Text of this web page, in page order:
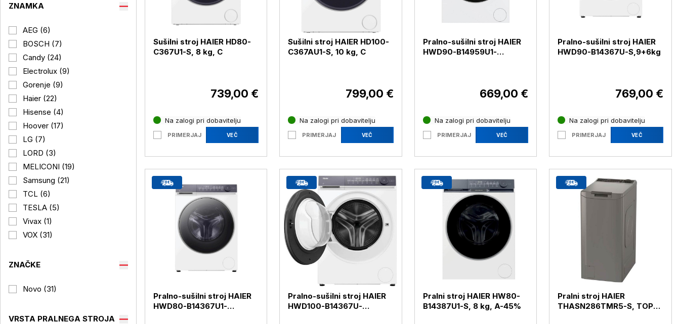
ZNAMKA
AEG (6)
BOSCH (7)
Candy (24)
Electrolux (9)
Gorenje (9)
Haier (22)
Hisense (4)
Hoover (17)
LG (7)
LORD (3)
MELICONI (19)
Samsung (21)
TCL (6)
TESLA (5)
Vivax (1)
VOX (31)
ZNAČKE
Novo (31)
VRSTA PRALNEGA STROJA
Sušilni stroj HAIER HD80-
C367U1-S, 8 kg, C
739,00 €
Na zalogi pri dobavitelju
PRIMERJAJ VEČ
Sušilni stroj HAIER HD100-
C367AU1-S, 10 kg, C
799,00 €
Na zalogi pri dobavitelju
PRIMERJAJ VEČ
Pralno-sušilni stroj HAIER
HWD90-B14959U1-
669,00 €
Na zalogi pri dobavitelju
PRIMERJAJ VEČ
Pralno-sušilni stroj HAIER
HWD90-B14367U-S,9+6kg
769,00 €
Na zalogi pri dobavitelju
PRIMERJAJ VEČ
Pralno-sušilni stroj HAIER
HWD80-B14367U1-
Pralno-sušilni stroj HAIER
HWD100-B14367U-
Pralni stroj HAIER HW80-
B14387U1-S, 8 kg, A-45%
Pralni stroj HAIER
THASN286TMR5-S, TOP